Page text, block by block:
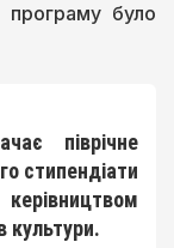
програму було
піврічне
стипендіати
культури.